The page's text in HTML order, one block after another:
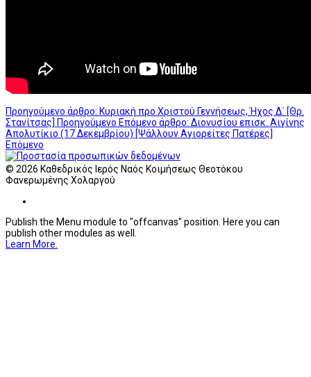
Προηγούμενο άρθρο: Κυριακή προ Χριστού Γεννήσεως, Ήχος Δ΄ [Θρ.
Στανίτσας] Προηγούμενο Επόμενο άρθρο: Διονυσίου επισκ. Αιγίνης
Απολυτίκιο (17 Δεκεμβρίου) [Ψάλλουν Αγιορείτες Πατέρες]
Επόμενο
© 2026 Καθεδρικός Ιερός Ναός Κοιμήσεως Θεοτόκου
Φανερωμένης Χολαργού
Publish the Menu module to "offcanvas" position. Here you can
publish other modules as well.
Learn More.